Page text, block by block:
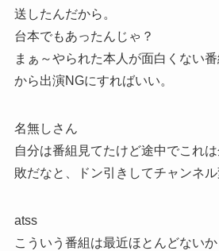
送したんだから。
台本でもあったんじゃ？
まぁ～やられた本人が面白くない
から出演NGにすればいい。
名無しさん
自分は番組見てたけど途中でこれ
敗だなと、ドン引きしてチャンネル
atss
こういう番組は最近ほとんどない